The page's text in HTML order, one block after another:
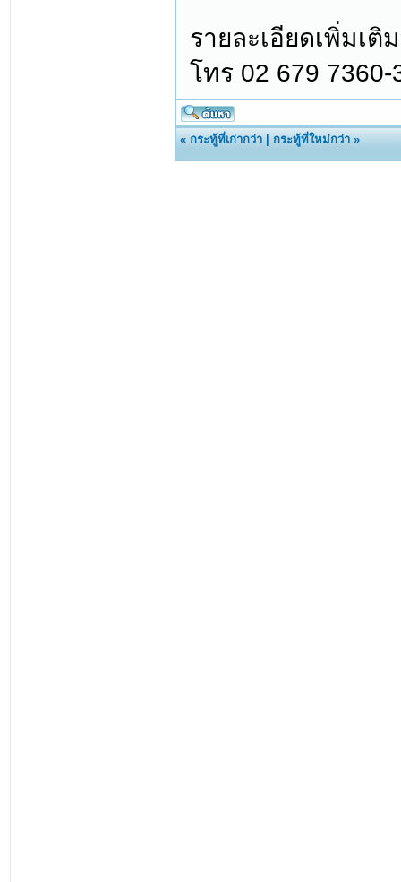
รายละเอียดเพิ่มเติ
โทร 02 679 7360-
«กระทู้ที่เก่ากว่า |กระทู้ที่ใหม่กว่า »